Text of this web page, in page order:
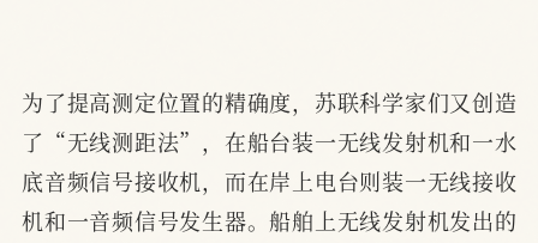
为了提高测定位置的精确度，苏联科学家们又创造
了“无线测距法”，在船台装一无线发射机和一水
底音频信号接收机，而在岸上电台则装一无线接收
机和一音频信号发生器。船舶上无线发射机发出的